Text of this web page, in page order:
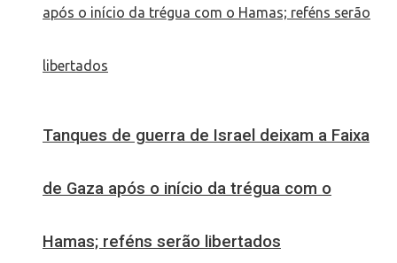
Tanques de guerra de Israel deixam a Faixa
de Gaza após o início da trégua com o
Hamas; reféns serão libertados